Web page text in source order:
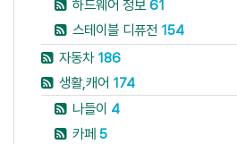
하드웨어 정보 61
스테이블 디퓨전 154
자동차 186
생활,캐어 174
나들이 4
카페 5